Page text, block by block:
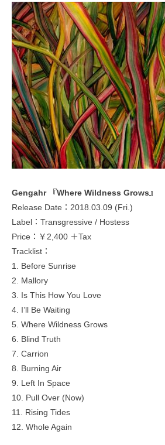
Gengahr 『Where Wildness Grows』
Release Date：2018.03.09 (Fri.)
Label：Transgressive / Hostess
Price：￥2,400 ＋Tax
Tracklist：
1. Before Sunrise
2. Mallory
3. Is This How You Love
4. I’ll Be Waiting
5. Where Wildness Grows
6. Blind Truth
7. Carrion
8. Burning Air
9. Left In Space
10. Pull Over (Now)
11. Rising Tides
12. Whole Again